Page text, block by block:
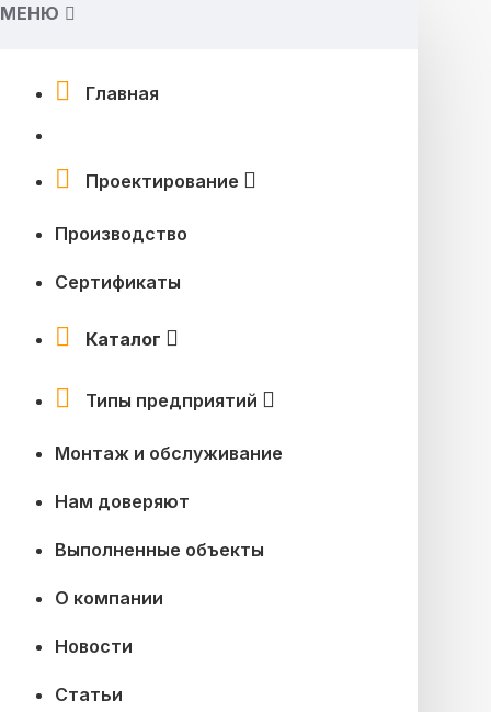
МЕНЮ
Главная
Проектирование
Производство
Сертификаты
Каталог
Типы предприятий
Монтаж и обслуживание
Нам доверяют
Выполненные объекты
О компании
Новости
Статьи